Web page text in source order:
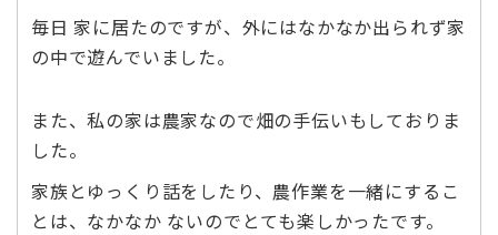
毎日 家に居たのですが、外にはなかなか出られず家
の中で遊んでいました。
また、私の家は農家なので畑の手伝いもしておりま
した。
家族とゆっくり話をしたり、農作業を一緒にするこ
とは、なかなか ないのでとても楽しかったです。